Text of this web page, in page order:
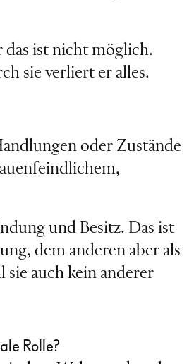
das ist nicht möglich.
sie verliert er alles.
oder Zustände
und Besitz. Das ist
dem anderen aber als
auch kein anderer
Rolle?